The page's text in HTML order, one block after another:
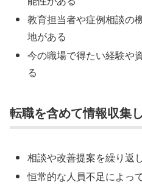
教育担当者や症例相談の
地がある
今の職場で得たい経験や
る
転職を含めて情報収集
相談や改善提案を繰り返
恒常的な人員不足によっ